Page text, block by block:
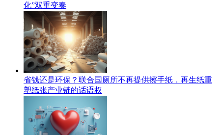
化”双重变奏
省钱还是环保？联合国厕所不再提供擦手纸，再生纸重
塑纸张产业链的话语权